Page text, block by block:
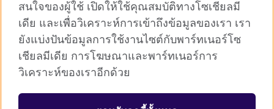
British Council global
Privacy and terms
Terms and conditions of sale
คุกกี้
Sitemap
สนใจของผู้ใช้ เปิดให้ใช้คุณสมบัติทางโซเชียลมี
เดีย และเพื่อวิเคราะห์การเข้าถึงข้อมูลของเรา เรา
ยังแบ่งปันข้อมูลการใช้งานไซต์กับพาร์ทเนอร์โซ
เชียลมีเดีย การโฆษณาและพาร์ทเนอร์การ
วิเคราะห์ของเราอีกด้วย